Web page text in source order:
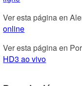
Ver esta página en
online
Ver esta página en
HD3 ao vivo